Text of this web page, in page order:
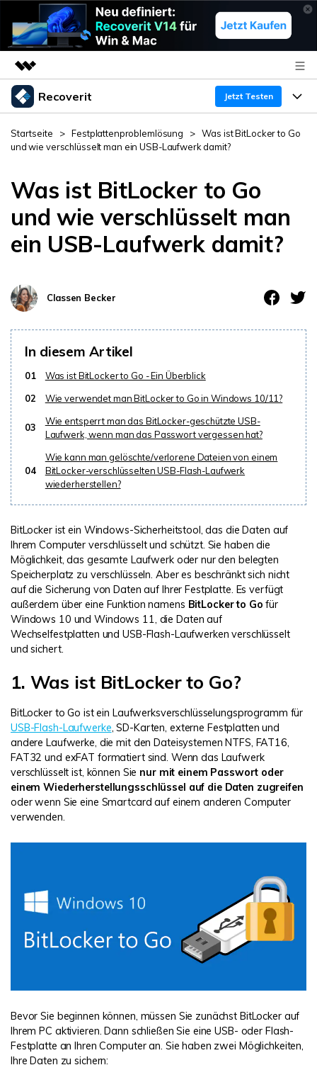
Top-Produkte
Dienstprogramme
Business
Lösungen
Shop
Recoverit Jetzt Testen
Produkte
Recoverit für Windows
KI
Kostenlos Testen
Recoverit für Mac
Recoverit kostenlos
Verlorene/gel?schte Daten kostenlos
wiederherstellen
Weitere Produkte
Repairit - Datenreparatur
UBackit - Datensicherung
Wiederherstellung von Laufwerken
Gel?schte Medien wiederherstellen
Dokumente wiederherstellen
Datenverlust-Szenarien
ALLE FUNKTIONEN ENTDECKEN
Warum Recoverit
Kundengeschichten
Aktuelles Thema
search
Startseite > Festplattenproblemlösung > Was ist BitLocker to Go
und wie verschlüsselt man ein USB-Laufwerk damit?
Was ist BitLocker to Go
und wie verschlüsselt man
ein USB-Laufwerk damit?
Classen Becker
In diesem Artikel
01
Was ist BitLocker to Go - Ein Überblick
02
Wie verwendet man BitLocker to Go in Windows 10/11?
03
Wie entsperrt man das BitLocker-geschützte USB-
Laufwerk, wenn man das Passwort vergessen hat?
04
Wie kann man gelöschte/verlorene Dateien von einem
BitLocker-verschlüsselten USB-Flash-Laufwerk
wiederherstellen?
BitLocker ist ein Windows-Sicherheitstool, das die Daten auf
Ihrem Computer verschlüsselt und schützt. Sie haben die
Möglichkeit, das gesamte Laufwerk oder nur den belegten
Speicherplatz zu verschlüsseln. Aber es beschränkt sich nicht
auf die Sicherung von Daten auf Ihrer Festplatte. Es verfügt
außerdem über eine Funktion namens BitLocker to Go für
Windows 10 und Windows 11, die Daten auf
Wechselfestplatten und USB-Flash-Laufwerken verschlüsselt
und sichert.
1. Was ist BitLocker to Go?
BitLocker to Go ist ein Laufwerksverschlüsselungsprogramm für
USB-Flash-Laufwerke, SD-Karten, externe Festplatten und
andere Laufwerke, die mit den Dateisystemen NTFS, FAT16,
FAT32 und exFAT formatiert sind. Wenn das Laufwerk
verschlüsselt ist, können Sie nur mit einem Passwort oder
einem Wiederherstellungsschlüssel auf die Daten zugreifen
oder wenn Sie eine Smartcard auf einem anderen Computer
verwenden.
Bevor Sie beginnen können, müssen Sie zunächst BitLocker auf
Ihrem PC aktivieren. Dann schließen Sie eine USB- oder Flash-
Festplatte an Ihren Computer an. Sie haben zwei Möglichkeiten,
Ihre Daten zu sichern: